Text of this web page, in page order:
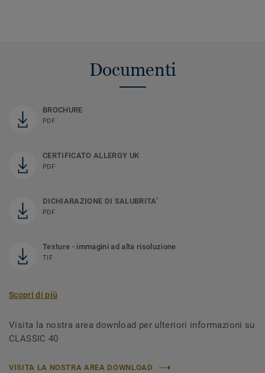
Documenti
BROCHURE
PDF
CERTIFICATO ALLERGY UK
PDF
DICHIARAZIONE DI SALUBRITA’
PDF
Texture - immagini ad alta risoluzione
TIF
Scopri di più
Visita la nostra area download per ulteriori informazioni su
CLASSIC 40
VISITA LA NOSTRA AREA DOWNLOAD